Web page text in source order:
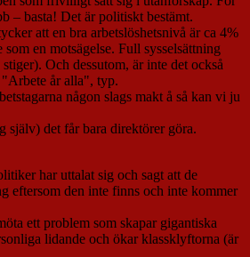
– basta! Det är politiskt bestämt.
att en bra arbetslöshetsnivå är ca 4%
som en motsägelse. Full sysselsättning
Och dessutom, är inte det också
år alla", typ.
någon slags makt å så kan vi ju
själv) det får bara direktörer göra.
har uttalat sig och sagt att de
eftersom den inte finns och inte kommer
ett problem som skapar gigantiska
lidande och ökar klassklyftorna (är